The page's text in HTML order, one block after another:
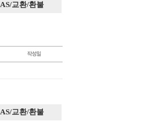
AS/교환/환불
AS/교환/환불